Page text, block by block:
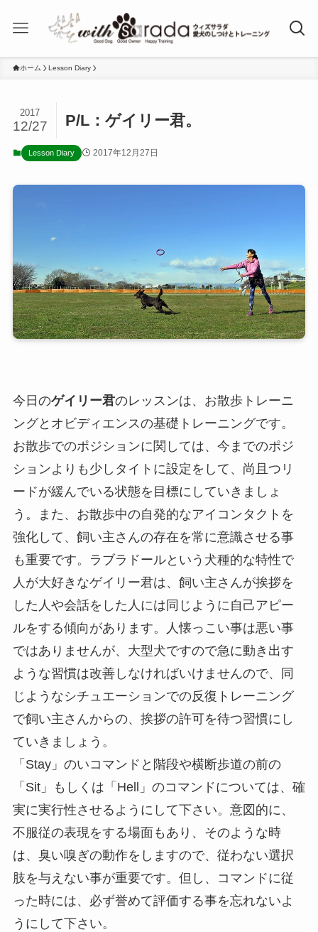
ホーム Lesson Diary
P/L：ゲイリー君。
2017
12/27
Lesson Diary 2017年12月27日
今日のゲイリー君のレッスンは、お散歩トレーニ
ングとオビディエンスの基礎トレーニングです。
お散歩でのポジションに関しては、今までのポジ
ションよりも少しタイトに設定をして、尚且つリ
ードが緩んでいる状態を目標にしていきましょ
う。また、お散歩中の自発的なアイコンタクトを
強化して、飼い主さんの存在を常に意識させる事
も重要です。ラブラドールという犬種的な特性で
人が大好きなゲイリー君は、飼い主さんが挨拶を
した人や会話をした人には同じように自己アピー
ルをする傾向があります。人懐っこい事は悪い事
ではありませんが、大型犬ですので急に動き出す
ような習慣は改善しなければいけませんので、同
じようなシチュエーションでの反復トレーニング
で飼い主さんからの、挨拶の許可を待つ習慣にし
ていきましょう。
「Stay」のいコマンドと階段や横断歩道の前の
「Sit」もしくは「Hell」のコマンドについては、確
実に実行性させるようにして下さい。意図的に、
不服従の表現をする場面もあり、そのような時
は、臭い嗅ぎの動作をしますので、従わない選択
肢を与えない事が重要です。但し、コマンドに従
った時には、必ず誉めて評価する事を忘れないよ
うにして下さい。